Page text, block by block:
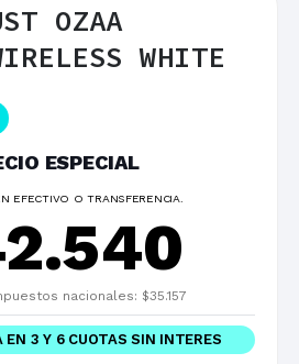
OZAA
WHITE
ESPECIAL
EFECTIVO O TRANSFERENCIA.
nacionales: $35.157
EN 3 Y 6 CUOTAS SIN INTERES